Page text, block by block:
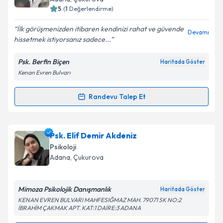
Kişisel verilerimin işlenmesine ilişkin
Aydınlatma
Metni'ni okudum ve kişisel verilerimin belirtilen
kapsamda işlenmesini kabul ediyorum.
5 (1 Değerlendirme)
İlk görüşmenizden itibaren kendinizi rahat ve güvende
hissetmek istiyorsanız sadece...
Devamı
Psk. Berfin Biçen Haritada Göster
Kenan Evren Bulvarı
Randevu Talep Et
Randevu Takvimi Talebi
Psk. Berfin Biçeniçin randevu takvimi talebi
oluşturun. Size bu uzmandan randevu almanız için bir
takvim hazırlandığında e-posta ile bilgilendireceğiz.
Psk. Elif Demir Akdeniz
Psikoloji
Adana, Çukurova
Mimoza Psikolojik Danışmanlık Haritada Göster
KENAN EVREN BULVARI MAHFESIĞMAZ MAH. 79071 SK NO:2
İBRAHİM ÇAKMAK APT. KAT:1 DAİRE:3 ADANA